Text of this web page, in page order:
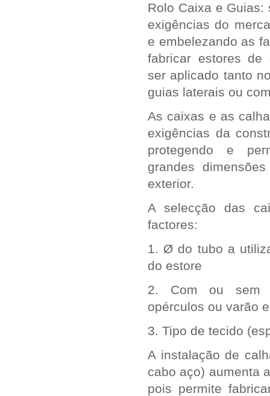
Rolo Caixa e
exigências do
e embelezando as
fabricar estores de
ser aplicado tanto
guias laterais ou
As caixas e as
exigências da
protegendo e
grandes
exterior.
A selecção das
factores:
1. Ø do tubo a
do estore
2. Com ou sem
opérculos ou varão
3. Tipo de tecido
A instalação de
cabo aço) aumenta
pois permite